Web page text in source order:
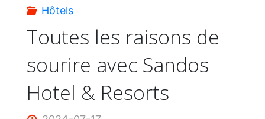
de
restauration
Hôtels
Toutes les raisons de
sourire avec Sandos
Hotel & Resorts